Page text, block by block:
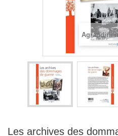
Agrandir
Les archives des